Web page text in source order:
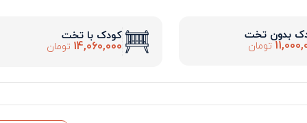
بدون تخت
تومان
کودک با تخت
14,060,000 تومان